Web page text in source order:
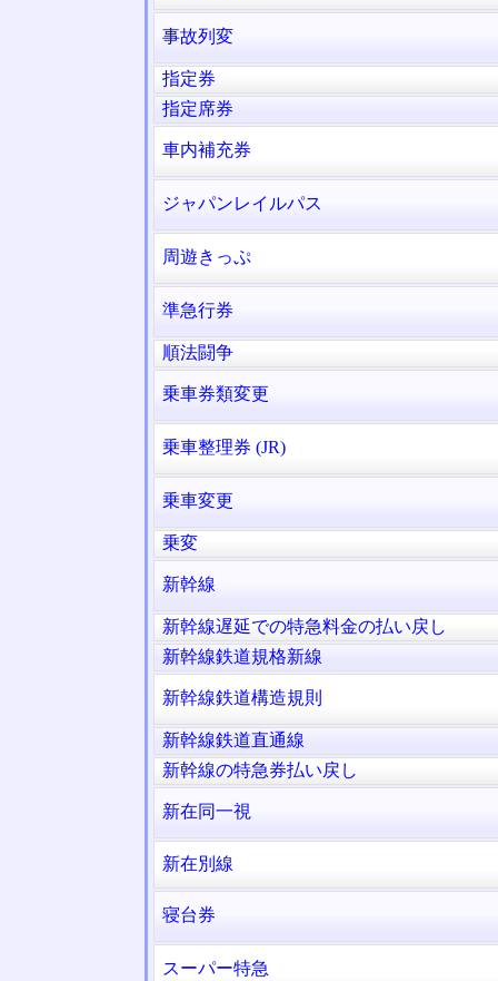
事故列変
指定券
指定席券
車内補充券
ジャパンレイルパス
周遊きっぷ
準急行券
順法闘争
乗車券類変更
乗車整理券 (JR)
乗車変更
乗変
新幹線
新幹線遅延での特急料金の払い戻し
新幹線鉄道規格新線
新幹線鉄道構造規則
新幹線鉄道直通線
新幹線の特急券払い戻し
新在同一視
新在別線
寝台券
スーパー特急